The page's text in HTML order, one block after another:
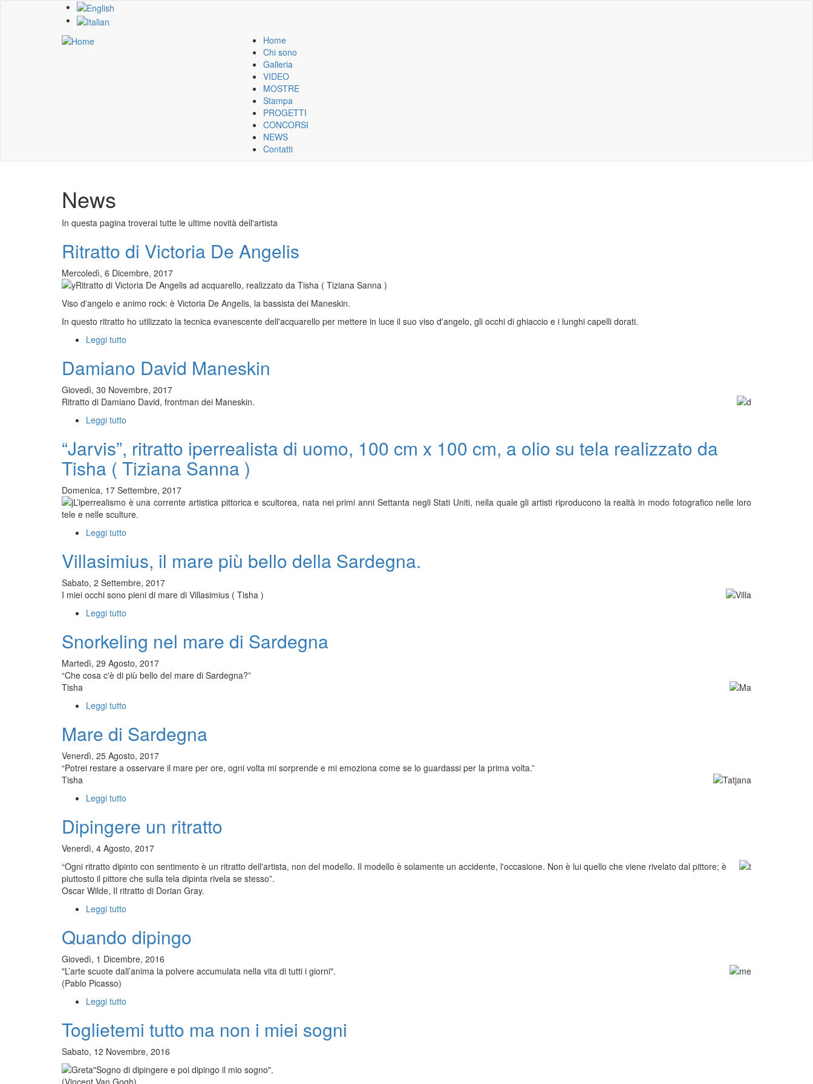
Main
navigation
Home
Chi sono
Galleria
VIDEO
MOSTRE
Stampa
PROGETTI
CONCORSI
NEWS
Contatti
News
In questa pagina troverai tutte le ultime novità dell'artista
Ritratto di Victoria De Angelis
Mercoledì, 6 Dicembre, 2017
Ritratto di Victoria De Angelis ad acquarello, realizzato da Tisha ( Tiziana Sanna )
Viso d'angelo e animo rock: è Victoria De Angelis, la bassista dei Maneskin.
In questo ritratto ho utilizzato la tecnica evanescente dell'acquarello per mettere in luce il suo viso d'angelo, gli occhi di ghiaccio e i lunghi capelli dorati.
Leggi tutto
di
Victoria
De
Angelis
Damiano David Maneskin
Giovedì, 30 Novembre, 2017
Ritratto di Damiano David, frontman dei Maneskin.
Leggi tutto
David
Maneskin
“Jarvis”, ritratto iperrealista di uomo, 100 cm x 100 cm, a olio su tela realizzato da
Tisha ( Tiziana Sanna )
Domenica, 17 Settembre, 2017
L’iperrealismo è una corrente artistica pittorica e scultorea, nata nei primi anni Settanta negli Stati Uniti, nella quale gli artisti riproducono la realtà in modo fotografico nelle loro
tele e nelle sculture.
Leggi tutto
ritratto
iperrealista
di
uomo,
100
cm,
a
olio
da
Tisha
Tiziana
Sanna
Villasimius, il mare più bello della Sardegna.
Sabato, 2 Settembre, 2017
I miei occhi sono pieni di mare di Villasimius ( Tisha )
Leggi tutto
il
mare
più
bello
Snorkeling nel mare di Sardegna
Martedì, 29 Agosto, 2017
“Che cosa c'è di più bello del mare di Sardegna?”
Tisha
Leggi tutto
nel
mare
di
Sardegna
Mare di Sardegna
Venerdì, 25 Agosto, 2017
“Potrei restare a osservare il mare per ore, ogni volta mi sorprende e mi emoziona come se lo guardassi per la prima volta.”
Tisha
Leggi tutto
di
Sardegna
Dipingere un ritratto
Venerdì, 4 Agosto, 2017
“Ogni ritratto dipinto con sentimento è un ritratto dell'artista, non del modello. Il modello è solamente un accidente, l'occasione. Non è lui quello che viene rivelato dal pittore; è
piuttosto il pittore che sulla tela dipinta rivela se stesso”.
Oscar Wilde, Il ritratto di Dorian Gray.
Leggi tutto
un
ritratto
Quando dipingo
Giovedì, 1 Dicembre, 2016
"L’arte scuote dall’anima la polvere accumulata nella vita di tutti i giorni".
(Pablo Picasso)
Leggi tutto
dipingo
Toglietemi tutto ma non i miei sogni
Sabato, 12 Novembre, 2016
"Sogno di dipingere e poi dipingo il mio sogno".
(Vincent Van Gogh)